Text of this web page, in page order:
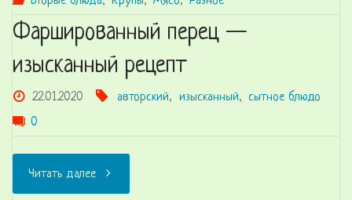
Фаршированный перец —
изысканный рецепт
22.01.2020 авторский, изысканный, сытное блюдо
0
Читать далее"Фаршированный